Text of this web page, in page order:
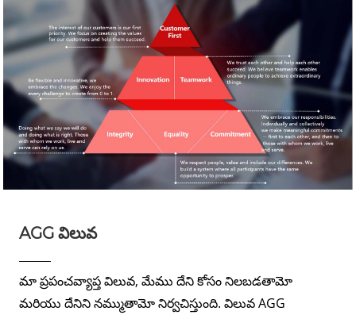
AGG విలువ
మా ప్రపంచవ్యాప్త విలువ, మేము దేని కోసం నిలబడతామో
మరియు దేనిని నమ్ముతామో నిర్వచిస్తుంది. విలువ AGG